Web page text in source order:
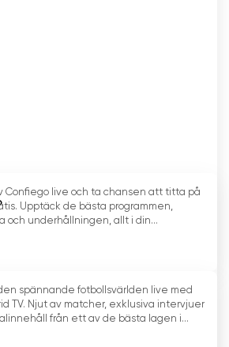
Confiego live och ta chansen att titta på
Upptäck de bästa programmen,
och underhållningen, allt i din...
spännande fotbollsvärlden live med
TV. Njut av matcher, exklusiva intervjuer
från ett av de bästa lagen i...